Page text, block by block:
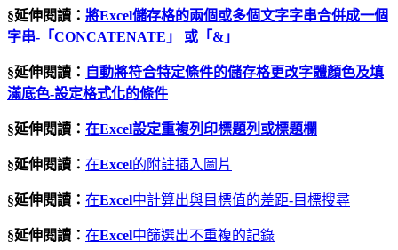
§延伸閱讀： 將Excel儲存格的兩個或多個文字字串合併成一個
字串- 「CONCATENATE 」 或「 & 」
§延伸閱讀： 自動將符合特定條件的儲存格更改字體顏色及填
滿底色-設定格式化的條件
§延伸閱讀： 在Excel設定重複列印標題列或標題欄
§延伸閱讀： 在Excel的附註插入圖片
§延伸閱讀： 在Excel中計算出與目標值的差距-目標搜尋
§延伸閱讀： 在Excel中篩選出不重複的記錄